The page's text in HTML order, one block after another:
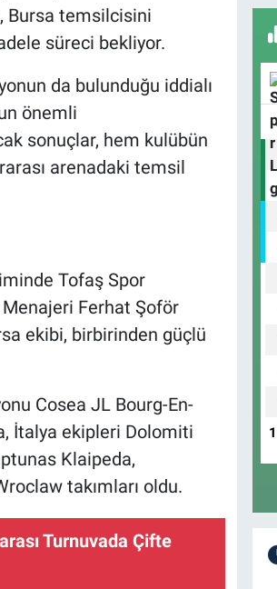
Bursa temsilcisini
süreci bekliyor.
da bulunduğu iddialı
önemli
sonuçlar, hem kulübün
arenadaki temsil
Tofaş Spor
Ferhat Şoför
ekibi, birbirinden güçlü
Cosea JL Bourg-En-
İtalya ekipleri Dolomiti
Klaipeda,
takımları oldu.
Turnuvada Çifte